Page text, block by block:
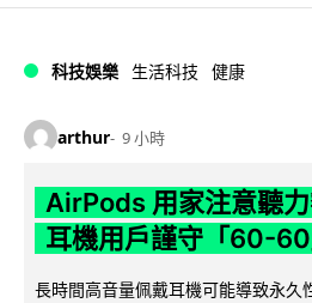
科技娛樂 生活科技 健康
arthur 9 小時
AirPods 用家注意聽
耳機用戶謹守「60-
長時間高音量佩戴耳機可能導致永久